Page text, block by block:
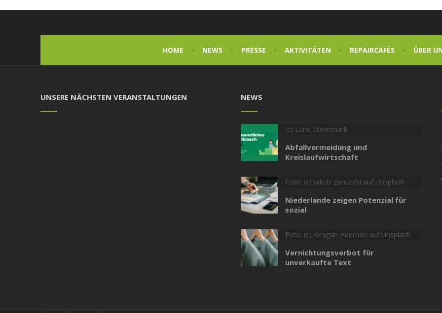
HOME NEWS PRESSE AKTIVITÄTEN REPAIRCAFÉS ÜBER
UNSERE NÄCHSTEN VERANSTALTUNGEN NEWS
(c) Land Steiermark
Abfallvermeidung und
Kreislaufwirtschaft
Foto: (c) Jakub Zerdzicki auf Unsplash
Niederlande zeigen Potenzial für
sozial
Foto: (c) Keagan Henman auf Unsplash
Vernichtungsverbot für
unverkaufte Text